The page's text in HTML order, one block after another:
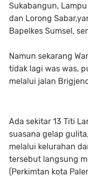
Sukabangun,
dan Lorong
Bapelkes Sumsel,
Namun sekarang
tidak lagi was was,
melalui jalan
Ada sekitar 13 Titi
suasana gelap
melalui kelurahan
tersebut langsung
(Perkimtan kota